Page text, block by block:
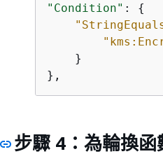
"Condition" : {
    }
},
步驟 4：為輪換